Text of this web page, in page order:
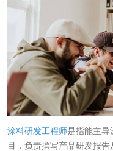
涂料研发工程师是指能主导
目，负责撰写产品研发报告